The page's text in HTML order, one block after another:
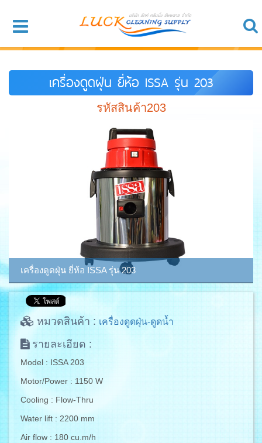
เครื่องดูดฝุ่น ยี่ห้อ ISSA รุ่น 203
รหัสสินค้า203
เครื่องดูดฝุ่น ยี่ห้อ ISSA รุ่น 203
หมวดสินค้า : เครื่องดูดฝุ่น-ดูดน้ำ
รายละเอียด :
Model : ISSA 203
Motor/Power : 1150 W
Cooling : Flow-Thru
Water lift : 2200 mm
Air flow : 180 cu.m/h